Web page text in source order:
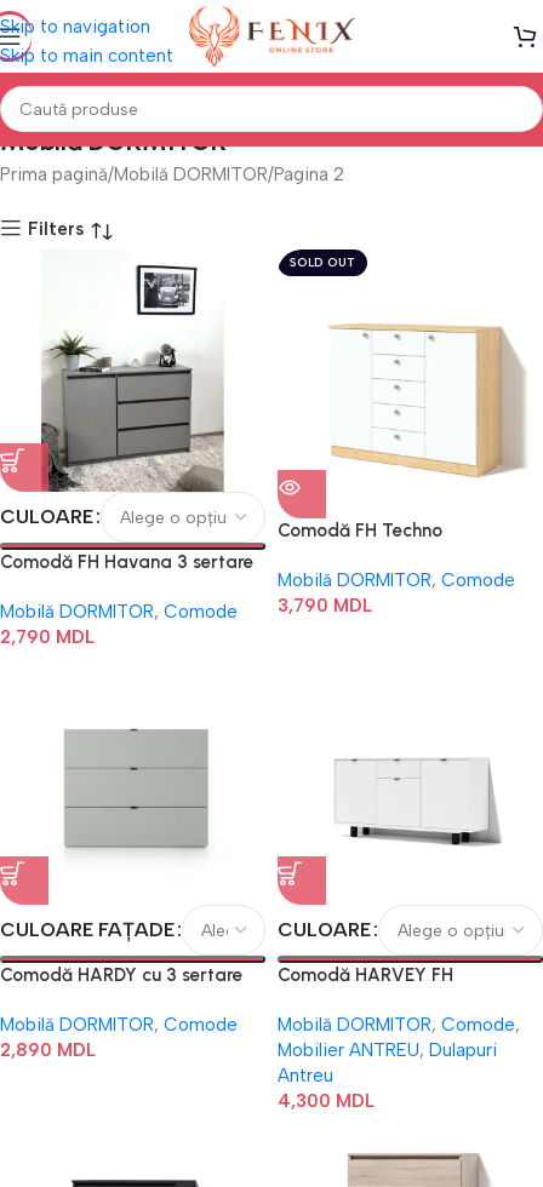
Skip to navigation
Skip to main content
Mobilă DORMITOR
Prima pagină Mobilă DORMITOR Pagina 2
Filters
CULOARE
Comodă FH Havana 3 sertare
Mobilă DORMITOR, Comode
2,790 MDL
SOLD OUT
Comodă FH Techno
Mobilă DORMITOR, Comode
3,790 MDL
CULOARE FAȚADE
Comodă HARDY cu 3 sertare
Mobilă DORMITOR, Comode
2,890 MDL
CULOARE
Comodă HARVEY FH
Mobilă DORMITOR, Comode,
Mobilier ANTREU, Dulapuri
Antreu
4,300 MDL